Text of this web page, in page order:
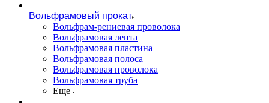
Вольфрамовый прокат
Вольфрам-рениевая проволока
Вольфрамовая лента
Вольфрамовая пластина
Вольфрамовая полоса
Вольфрамовая проволока
Вольфрамовая труба
Еще